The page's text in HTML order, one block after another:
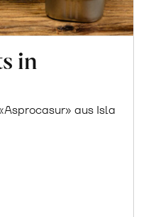
in
aus Isla